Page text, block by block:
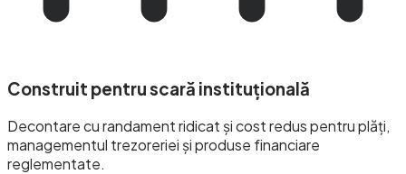
Construit pentru scară instituțională
Decontare cu randament ridicat și cost redus pentru plăți,
managementul trezoreriei și produse financiare
reglementate.